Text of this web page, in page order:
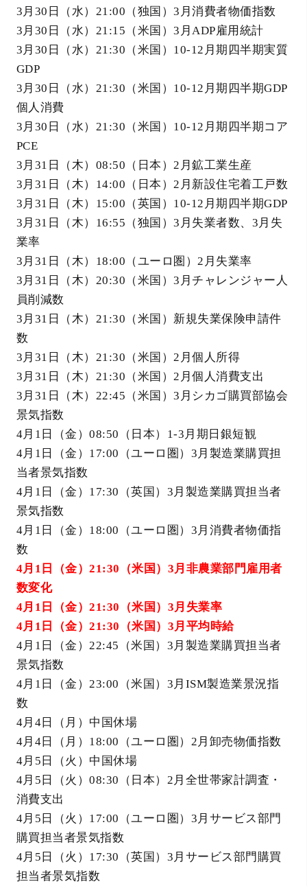
3月30日（水）21:00（独国）3月消費者物価指数
3月30日（水）21:15（米国）3月ADP雇用統計
3月30日（水）21:30（米国）10-12月期四半期実質
GDP
3月30日（水）21:30（米国）10-12月期四半期GDP
個人消費
3月30日（水）21:30（米国）10-12月期四半期コア
PCE
3月31日（木）08:50（日本）2月鉱工業生産
3月31日（木）14:00（日本）2月新設住宅着工戸数
3月31日（木）15:00（英国）10-12月期四半期GDP
3月31日（木）16:55（独国）3月失業者数、3月失
業率
3月31日（木）18:00（ユーロ圏）2月失業率
3月31日（木）20:30（米国）3月チャレンジャー人
員削減数
3月31日（木）21:30（米国）新規失業保険申請件
数
3月31日（木）21:30（米国）2月個人所得
3月31日（木）21:30（米国）2月個人消費支出
3月31日（木）22:45（米国）3月シカゴ購買部協会
景気指数
4月1日（金）08:50（日本）1-3月期日銀短観
4月1日（金）17:00（ユーロ圏）3月製造業購買担
当者景気指数
4月1日（金）17:30（英国）3月製造業購買担当者
景気指数
4月1日（金）18:00（ユーロ圏）3月消費者物価指
数
4月1日（金）21:30（米国）3月非農業部門雇用者
数変化
4月1日（金）21:30（米国）3月失業率
4月1日（金）21:30（米国）3月平均時給
4月1日（金）22:45（米国）3月製造業購買担当者
景気指数
4月1日（金）23:00（米国）3月ISM製造業景況指
数
4月4日（月）中国休場
4月4日（月）18:00（ユーロ圏）2月卸売物価指数
4月5日（火）中国休場
4月5日（火）08:30（日本）2月全世帯家計調査・
消費支出
4月5日（火）17:00（ユーロ圏）3月サービス部門
購買担当者景気指数
4月5日（火）17:30（英国）3月サービス部門購買
担当者景気指数